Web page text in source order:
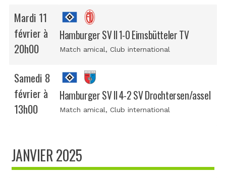
Mardi 11
février à
20h00
Hamburger SV II 1-0 Eimsbütteler TV
Match amical, Club international
Samedi 8
février à
13h00
Hamburger SV II 4-2 SV Drochtersen/assel
Match amical, Club international
JANVIER 2025